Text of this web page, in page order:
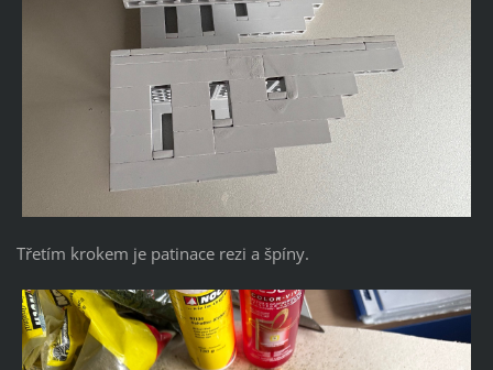
Třetím krokem je patinace rezi a špíny.